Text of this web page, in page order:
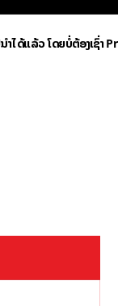
ຳໄດ້ແລ້ວ ໂດຍບໍ່ຕ້ອງເຊົ່າ